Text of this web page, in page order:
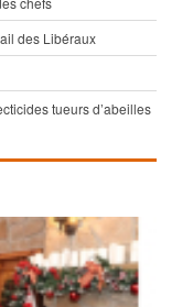
des Libéraux
tueurs d’abeilles